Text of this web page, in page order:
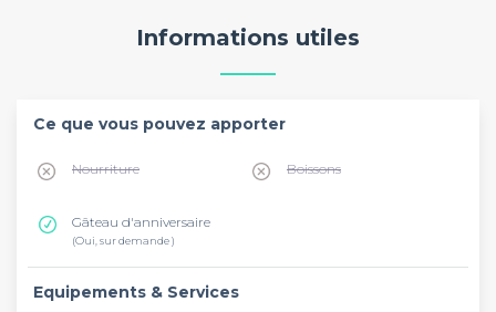
Informations utiles
Ce que vous pouvez apporter
Nourriture Boissons
Gâteau d'anniversaire
(Oui, sur demande )
Equipements & Services